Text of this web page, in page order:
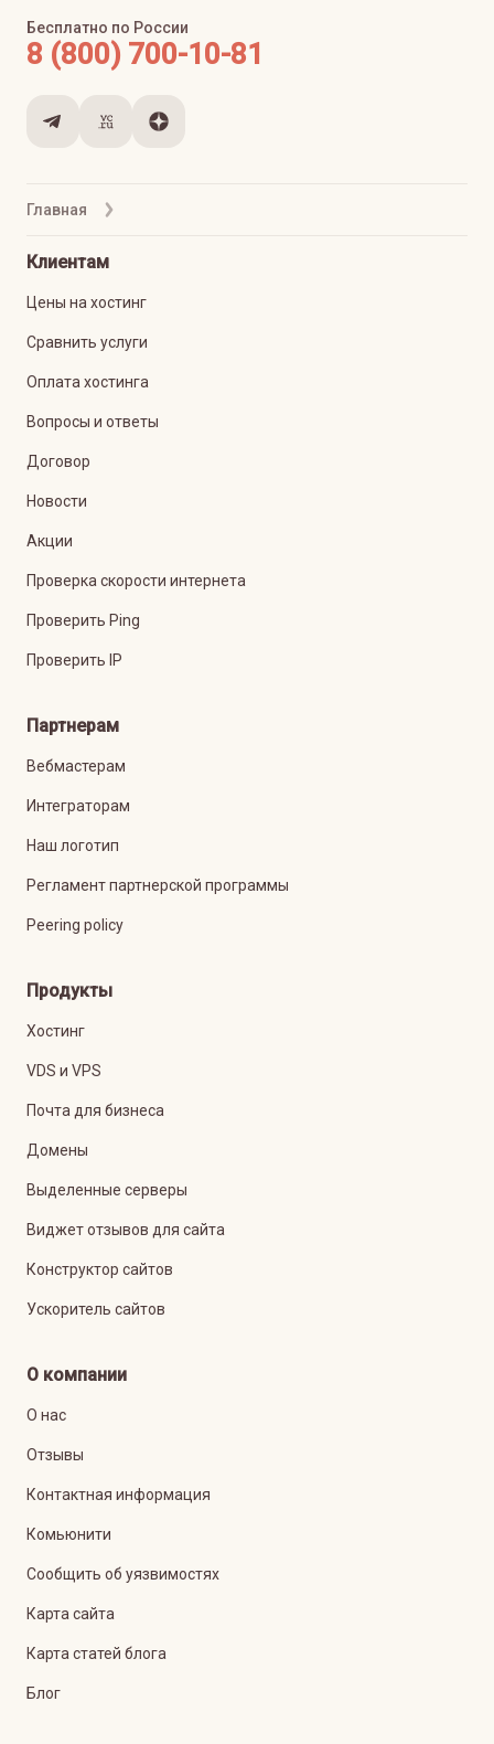
Главная
Бесплатно по России
8 (800) 700-10-81
Клиентам
Цены на хостинг
Сравнить услуги
Оплата хостинга
Вопросы и ответы
Договор
Новости
Акции
Проверка скорости интернета
Проверить Ping
Проверить IP
Партнерам
Вебмастерам
Интеграторам
Наш логотип
Регламент партнерской программы
Peering policy
Продукты
Хостинг
VDS и VPS
Почта для бизнеса
Домены
Выделенные серверы
Виджет отзывов для сайта
Конструктор сайтов
Ускоритель сайтов
О компании
О нас
Отзывы
Контактная информация
Комьюнити
Сообщить об уязвимостях
Карта сайта
Карта статей блога
Блог